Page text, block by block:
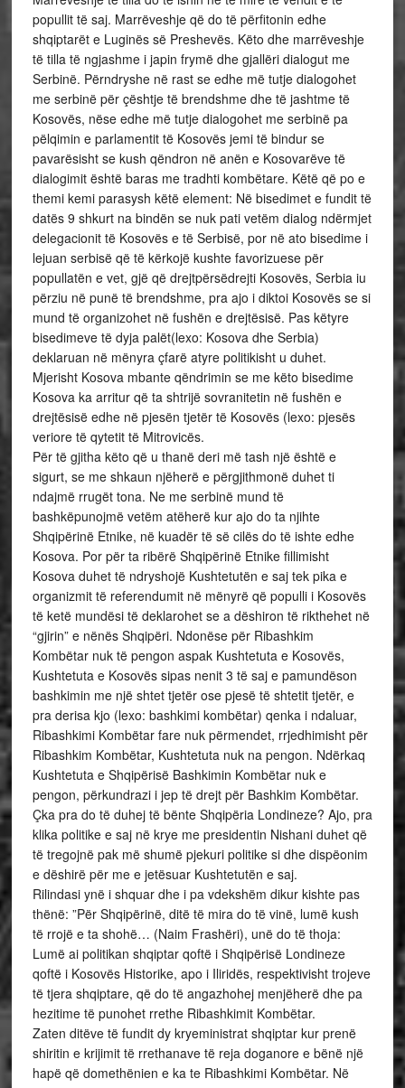
popullit të saj. Marrëveshje që do të përfitonin edhe
shqiptarët e Luginës së Preshevës. Këto dhe marrëveshje
të tilla të ngjashme i japin frymë dhe gjallëri dialogut me
Serbinë. Përndryshe në rast se edhe më tutje dialogohet
me serbinë për çështje të brendshme dhe të jashtme të
Kosovës, nëse edhe më tutje dialogohet me serbinë pa
pëlqimin e parlamentit të Kosovës jemi të bindur se
pavarësisht se kush qëndron në anën e Kosovarëve të
dialogimit është baras me tradhti kombëtare. Këtë që po e
themi kemi parasysh këtë element: Në bisedimet e fundit të
datës 9 shkurt na bindën se nuk pati vetëm dialog ndërmjet
delegacionit të Kosovës e të Serbisë, por në ato bisedime i
lejuan serbisë që të kërkojë kushte favorizuese për
popullatën e vet, gjë që drejtpërsëdrejti Kosovës, Serbia iu
përziu në punë të brendshme, pra ajo i diktoi Kosovës se si
mund të organizohet në fushën e drejtësisë. Pas këtyre
bisedimeve të dyja palët(lexo: Kosova dhe Serbia)
deklaruan në mënyra çfarë atyre politikisht u duhet.
Mjerisht Kosova mbante qëndrimin se me këto bisedime
Kosova ka arritur që ta shtrijë sovranitetin në fushën e
drejtësisë edhe në pjesën tjetër të Kosovës (lexo: pjesës
veriore të qytetit të Mitrovicës.
Për të gjitha këto që u thanë deri më tash një është e
sigurt, se me shkaun njëherë e përgjithmonë duhet ti
ndajmë rrugët tona. Ne me serbinë mund të
bashkëpunojmë vetëm atëherë kur ajo do ta njihte
Shqipërinë Etnike, në kuadër të së cilës do të ishte edhe
Kosova. Por për ta ribërë Shqipërinë Etnike fillimisht
Kosova duhet të ndryshojë Kushtetutën e saj tek pika e
organizmit të referendumit në mënyrë që populli i Kosovës
të ketë mundësi të deklarohet se a dëshiron të rikthehet në
“gjirin” e nënës Shqipëri. Ndonëse për Ribashkim
Kombëtar nuk të pengon aspak Kushtetuta e Kosovës,
Kushtetuta e Kosovës sipas nenit 3 të saj e pamundëson
bashkimin me një shtet tjetër ose pjesë të shtetit tjetër, e
pra derisa kjo (lexo: bashkimi kombëtar) qenka i ndaluar,
Ribashkimi Kombëtar fare nuk përmendet, rrjedhimisht për
Ribashkim Kombëtar, Kushtetuta nuk na pengon. Ndërkaq
Kushtetuta e Shqipërisë Bashkimin Kombëtar nuk e
pengon, përkundrazi i jep të drejt për Bashkim Kombëtar.
Çka pra do të duhej të bënte Shqipëria Londineze? Ajo, pra
klika politike e saj në krye me presidentin Nishani duhet që
të tregojnë pak më shumë pjekuri politike si dhe dispëonim
e dëshirë për me e jetësuar Kushtetutën e saj.
Rilindasi ynë i shquar dhe i pa vdekshëm dikur kishte pas
thënë: ”Për Shqipërinë, ditë të mira do të vinë, lumë kush
të rrojë e ta shohë… (Naim Frashëri), unë do të thoja:
Lumë ai politikan shqiptar qoftë i Shqipërisë Londineze
qoftë i Kosovës Historike, apo i Iliridës, respektivisht trojeve
të tjera shqiptare, që do të angazhohej menjëherë dhe pa
hezitime të punohet rrethe Ribashkimit Kombëtar.
Zaten ditëve të fundit dy kryeministrat shqiptar kur prenë
shiritin e krijimit të rrethanave të reja doganore e bënë një
hapë që domethënien e ka te Ribashkimi Kombëtar. Në